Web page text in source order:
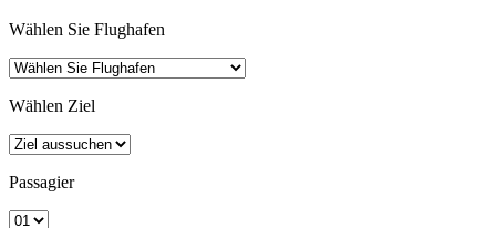
Wählen Sie Flughafen
Wählen Ziel
Passagier